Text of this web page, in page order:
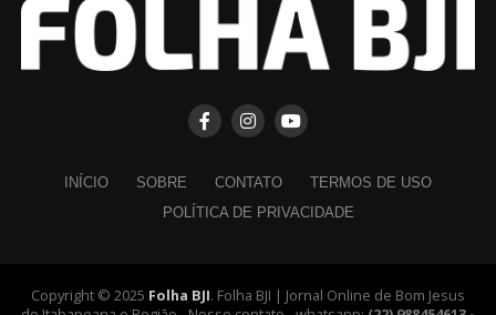
INÍCIO SOBRE CONTATO
TERMOS DE USO
POLÍTICA DE PRIVACIDADE
Copyright © 2025 Folha BJI. Folha BJI | Jornal Online de Bom Jesus